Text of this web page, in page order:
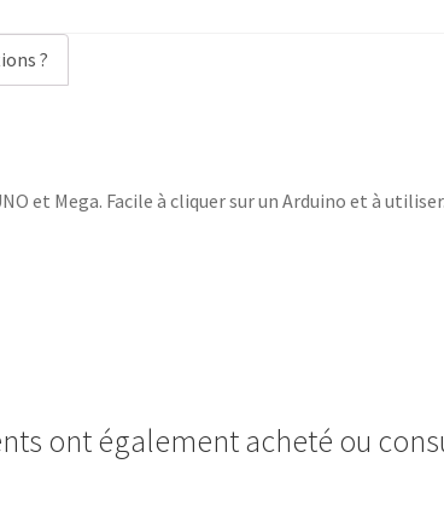
-
r
?
et Mega. Facile à cliquer sur un Arduino et à utiliser.
ont également acheté ou